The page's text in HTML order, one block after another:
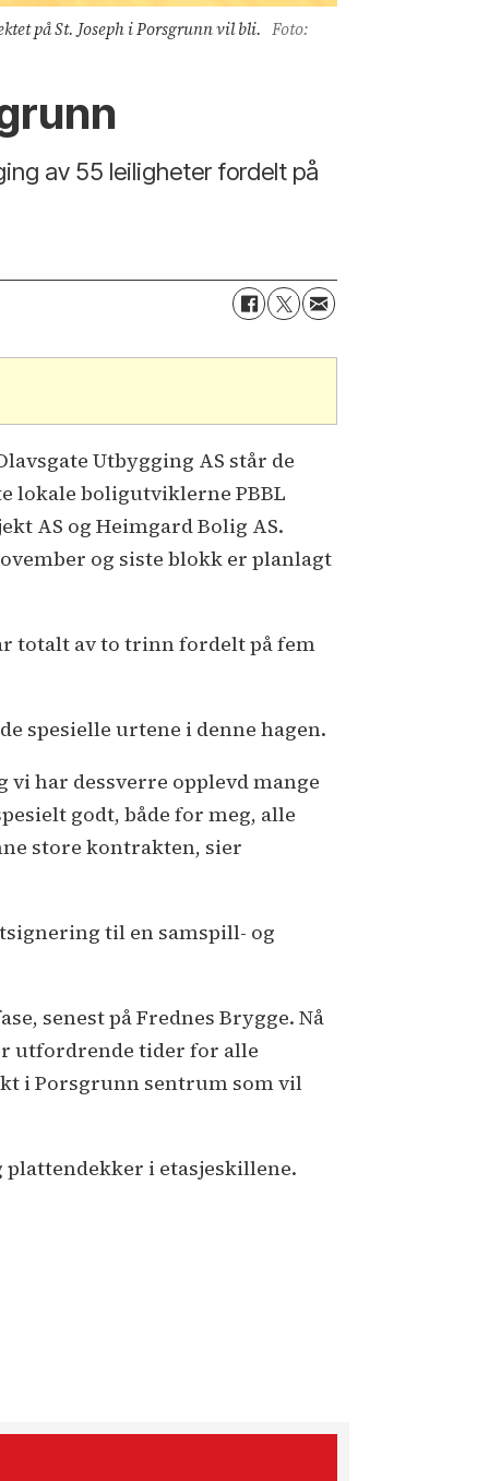
på St. Joseph i Porsgrunn vil bli. Foto:
av 55 leiligheter fordelt på
Utbygging AS står de
lokale boligutviklerne PBBL
AS og Heimgard Bolig AS.
og siste blokk er planlagt
totalt av to trinn fordelt på fem
spesielle urtene i denne hagen.
vi har dessverre opplevd mange
godt, både for meg, alle
store kontrakten, sier
til en samspill- og
senest på Frednes Brygge. Nå
utfordrende tider for alle
i Porsgrunn sentrum som vil
i etasjeskillene.